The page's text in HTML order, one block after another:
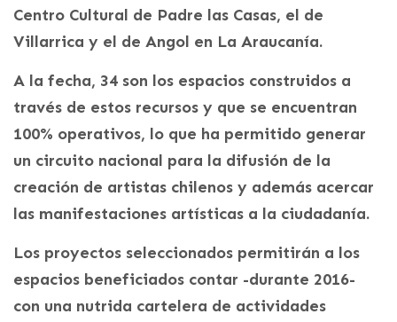
Centro Cultural de Padre las Casas, el de
Villarrica y el de Angol en La Araucanía.
A la fecha, 34 son los espacios construidos a
través de estos recursos y que se encuentran
100% operativos, lo que ha permitido generar
un circuito nacional para la difusión de la
creación de artistas chilenos y además acercar
las manifestaciones artísticas a la ciudadanía.
Los proyectos seleccionados permitirán a los
espacios beneficiados contar -durante 2016-
con una nutrida cartelera de actividades